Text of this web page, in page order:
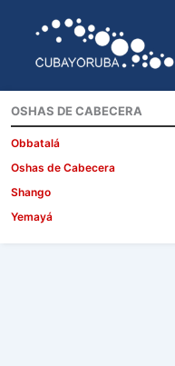
contenido
OSHAS DE CABECERA
Obbatalá
Oshas de Cabecera
Shango
Yemayá